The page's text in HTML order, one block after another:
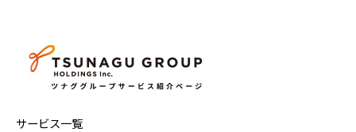
サービス一覧